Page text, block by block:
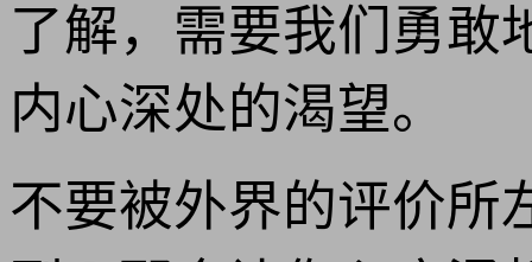
了解，需要我们勇敢
内心深处的渴望。
不要被外界的评价所